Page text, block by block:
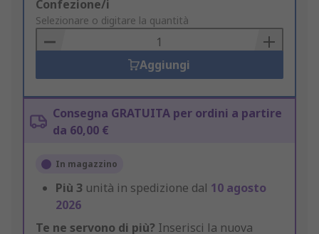
Add
to
Basket
Confezione/i
Selezionare o digitare la quantità
Aggiungi
Consegna GRATUITA per ordini a partire
da 60,00 €
In magazzino
Più 3 unità in spedizione dal 10 agosto
2026
Te ne servono di più? Inserisci la nuova